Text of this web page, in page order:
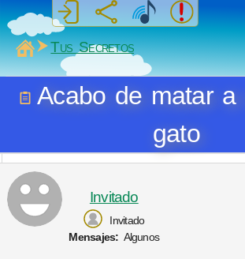
MiSabueso
Tus Secretos
Acabo de matar a
gato
Invitado
Invitado
Mensajes: Algunos